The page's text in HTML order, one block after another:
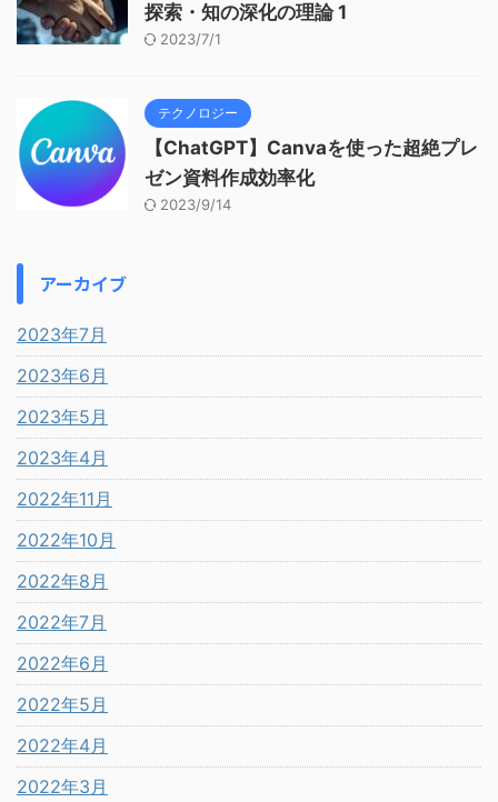
探索・知の深化の理論 1
2023/7/1
テクノロジー
【ChatGPT】Canvaを使った超絶プレ
ゼン資料作成効率化
2023/9/14
アーカイブ
2023年7月
2023年6月
2023年5月
2023年4月
2022年11月
2022年10月
2022年8月
2022年7月
2022年6月
2022年5月
2022年4月
2022年3月